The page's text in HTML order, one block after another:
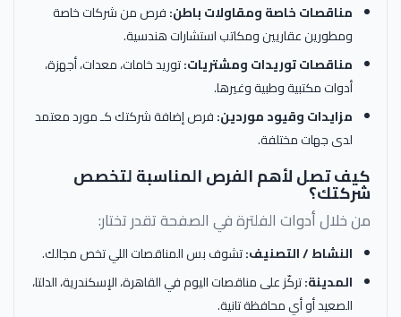
مناقصات خاصة ومقاولات باطن:فرص من شركات خاصة
ومطورين عقاريين ومكاتب استشارات هندسية.
مناقصات توريدات ومشتريات:توريد خامات، معدات، أجهزة،
أدوات مكتبية وطبية وغيرها.
مزايدات وقيود موردين:فرص إضافة شركتك كـ مورد معتمد
لدى جهات مختلفة.
كيف تصل لأهم الفرص المناسبة لتخصص
شركتك؟
من خلال أدوات الفلترة في الصفحة تقدر تختار:
النشاط / التصنيف:تشوف بس المناقصات اللي تخص مجالك.
المدينة:تركّز على مناقصات اليوم في القاهرة، الإسكندرية، الدلتا،
الصعيد أو أي محافظة تانية.